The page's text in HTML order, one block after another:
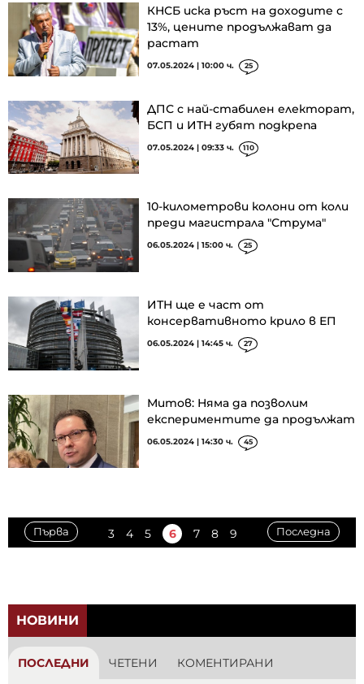
КНСБ иска ръст на доходите с
13%, цените продължават да
растат
07.05.2024 | 10:00 ч. 25
ДПС с най-стабилен електорат,
БСП и ИТН губят подкрепа
07.05.2024 | 09:33 ч. 110
10-километрови колони от коли
преди магистрала "Струма"
06.05.2024 | 15:00 ч. 25
ИТН ще е част от
консервативното крило в ЕП
06.05.2024 | 14:45 ч. 27
Митов: Няма да позволим
експериментите да продължат
06.05.2024 | 14:30 ч. 45
Първа 3 4 5 6 7 8 9 Последна
НОВИНИ
ПОСЛЕДНИ ЧЕТЕНИ КОМЕНТИРАНИ